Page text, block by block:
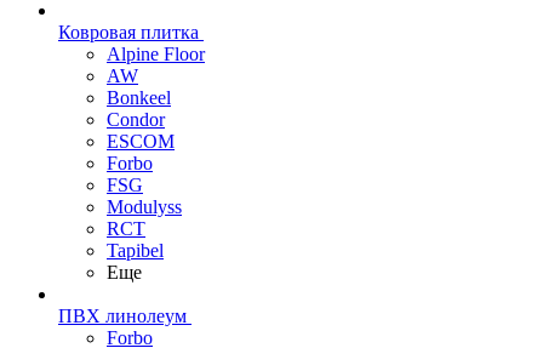
Ковровая плитка
Alpine Floor
AW
Bonkeel
Condor
ESCOM
Forbo
FSG
Modulyss
RCT
Tapibel
Еще
ПВХ линолеум
Forbo